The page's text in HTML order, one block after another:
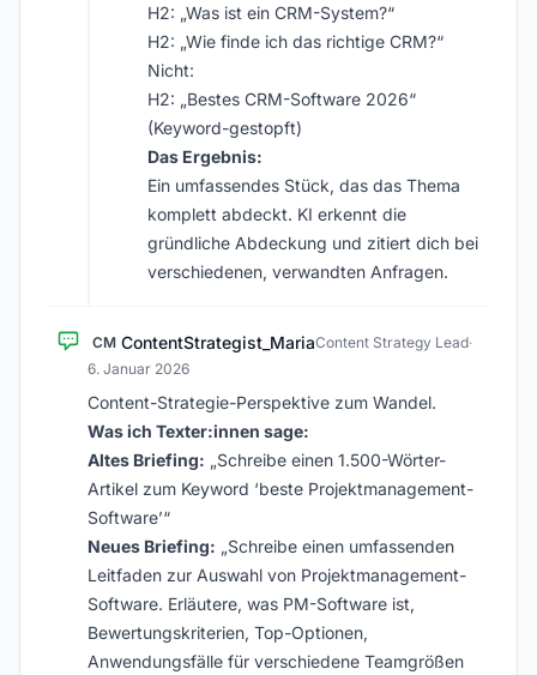
H2: „Was ist ein CRM-System?“
H2: „Wie finde ich das richtige CRM?“
Nicht:
H2: „Bestes CRM-Software 2026“
(Keyword-gestopft)
Das Ergebnis:
Ein umfassendes Stück, das das Thema
komplett abdeckt. KI erkennt die
gründliche Abdeckung und zitiert dich bei
verschiedenen, verwandten Anfragen.
CM ContentStrategist_MariaContent Strategy Lead·
6. Januar 2026
Content-Strategie-Perspektive zum Wandel.
Was ich Texter:innen sage:
Altes Briefing: „Schreibe einen 1.500-Wörter-
Artikel zum Keyword ‘beste Projektmanagement-
Software’“
Neues Briefing: „Schreibe einen umfassenden
Leitfaden zur Auswahl von Projektmanagement-
Software. Erläutere, was PM-Software ist,
Bewertungskriterien, Top-Optionen,
Anwendungsfälle für verschiedene Teamgrößen